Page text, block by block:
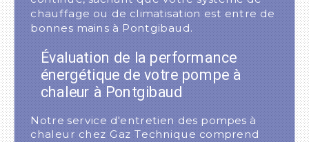
chauffage ou de climatisation est entre de
bonnes mains à Pontgibaud.
Évaluation de la performance
énergétique de votre pompe à
chaleur à Pontgibaud
Notre service d'entretien des pompes à
chaleur chez Gaz Technique comprend